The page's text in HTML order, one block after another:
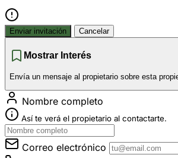
Enviar invitación Cancelar
Mostrar Interés
Envía un mensaje al propietario sobre esta
Nombre completo
Así te verá el propietario al contactarte.
Correo electrónico